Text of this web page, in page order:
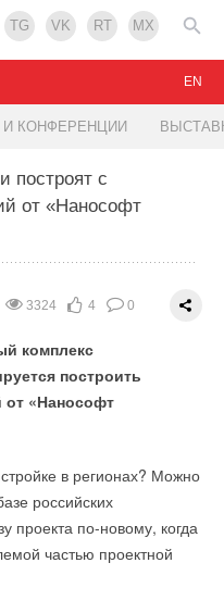
TG VK RT MX
КОНФЕРЕНЦИИ
EN
построят с
от «Нанософт
3324 4 0
комплекс
построить
от «Нанософт
в регионах? Можно
российских
проекта по-новому, когда
частью проектной
грандиозной
3108 1
для вас источником
разыграет